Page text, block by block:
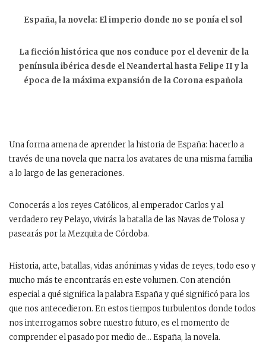
España, la novela: El imperio donde no se ponía el sol
La ficción histórica que nos conduce por el devenir de la
península ibérica desde el Neandertal hasta Felipe II y la
época de la máxima expansión de la Corona española
Una forma amena de aprender la historia de España: hacerlo a
través de una novela que narra los avatares de una misma familia
a lo largo de las generaciones.
Conocerás a los reyes Católicos, al emperador Carlos y al
verdadero rey Pelayo, vivirás la batalla de las Navas de Tolosa y
pasearás por la Mezquita de Córdoba.
Historia, arte, batallas, vidas anónimas y vidas de reyes, todo eso y
mucho más te encontrarás en este volumen. Con atención
especial a qué significa la palabra España y qué significó para los
que nos antecedieron. En estos tiempos turbulentos donde todos
nos interrogamos sobre nuestro futuro, es el momento de
comprender el pasado por medio de… España, la novela.